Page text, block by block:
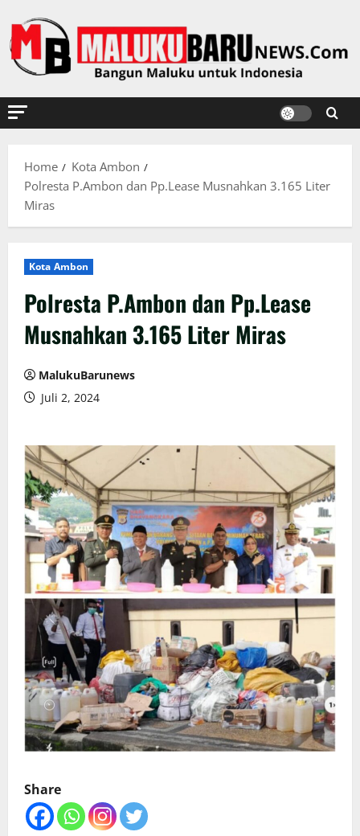
to
content
Home
Kota Ambon
Polresta P.Ambon dan Pp.Lease Musnahkan 3.165 Liter
Miras
Kota Ambon
Polresta P.Ambon dan Pp.Lease
Musnahkan 3.165 Liter Miras
MalukuBarunews
Juli 2, 2024
Share